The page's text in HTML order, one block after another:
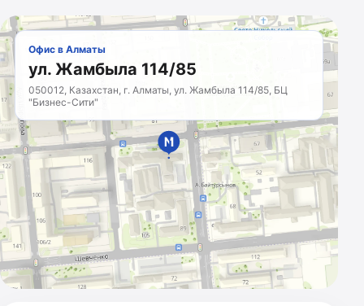
Офис в Алматы
ул. Жамбыла 114/85
050012, Казахстан, г. Алматы, ул. Жамбыла 114/85, БЦ
"Бизнес-Сити"МАРКЕТИНГОВОЕ
АГЕНТСТВО
Казахстан · с 2011 года